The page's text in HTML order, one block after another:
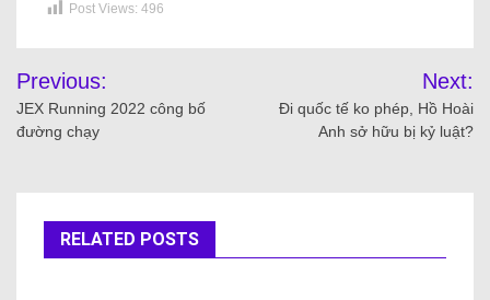
Post Views: 496
Previous:
JEX Running 2022 công bố
đường chạy
Next:
Đi quốc tế ko phép, Hồ Hoài
Anh sở hữu bị kỷ luật?
RELATED POSTS